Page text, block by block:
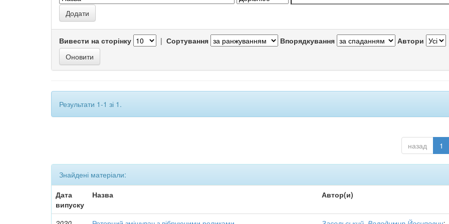
Вивести на сторінку | Сортування Впорядкування Автори
Результати 1-1 зі 1.
назад 1
Знайдені матеріали:
Дата
випуску
Назва Автор(и)